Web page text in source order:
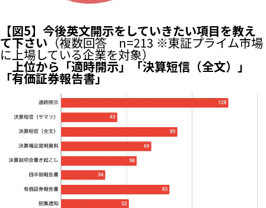
【図5】今後英文開示をしていきたい項目を教え
て下さい（複数回答 n=213 ※東証プライム市場
に上場している企業を対象）
上位から「適時開示」「決算短信（全文）」
「有価証券報告書」